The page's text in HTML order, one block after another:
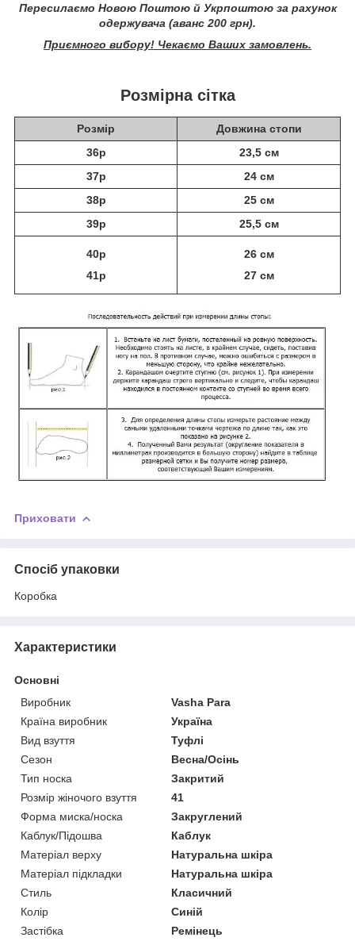
Пересилаємо Новою Поштою й Укрпоштою за рахунок
одержувача (аванс 200 грн).
Приємного вибору! Чекаємо Ваших замовлень.
Розмір Довжина стопи
Розмірна сітка
36р
23,5 см
37р
24 см
38р
25 см
39р
25,5 см
40р
41р
26 см
27 см
Приховати
Спосіб упаковки
Коробка
Характеристики
Основні
Виробник
Vasha Para
Країна виробник
Україна
Вид взуття
Туфлі
Сезон
Весна/Осінь
Тип носка
Закритий
Розмір жіночого взуття
41
Форма миска/носка
Закруглений
Каблук/Підошва
Каблук
Матеріал верху
Натуральна шкіра
Матеріал підкладки
Натуральна шкіра
Стиль
Класичний
Колір
Синій
Застібка
Ремінець